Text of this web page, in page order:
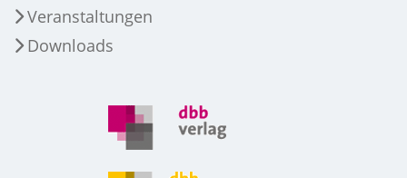
Veranstaltungen
Downloads